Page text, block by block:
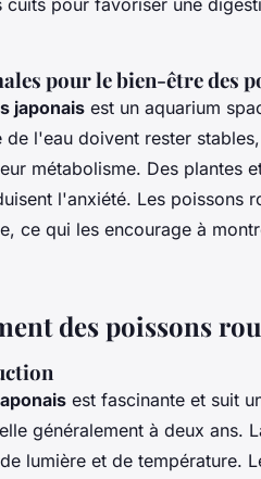
pour favoriser une
pour le bien-être des
japonais est un aquarium
l'eau doivent rester
métabolisme. Des plantes
l'anxiété. Les poissons
ce qui les encourage à
des poissons
est fascinante et suit
généralement à deux ans.
lumière et de température.